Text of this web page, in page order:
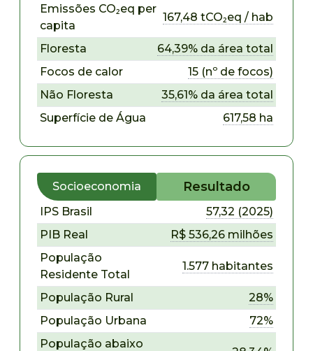
Emissões CO₂eq per
capita
167,48 tCO₂eq / hab
Floresta
64,39% da área total
Focos de calor
15 (nº de focos)
Não Floresta
35,61% da área total
Superfície de Água
617,58 ha
Socioeconomia Resultado
IPS Brasil
57,32 (2025)
PIB Real
R$ 536,26 milhões
População
Residente Total
1.577 habitantes
População Rural
28%
População Urbana
72%
População abaixo